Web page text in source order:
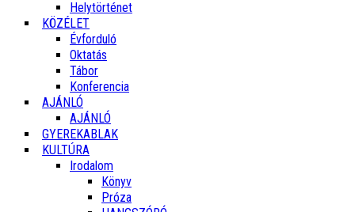
Helytörténet
KÖZÉLET
Évforduló
Oktatás
Tábor
Konferencia
AJÁNLÓ
AJÁNLÓ
GYEREKABLAK
KULTÚRA
Irodalom
Könyv
Próza